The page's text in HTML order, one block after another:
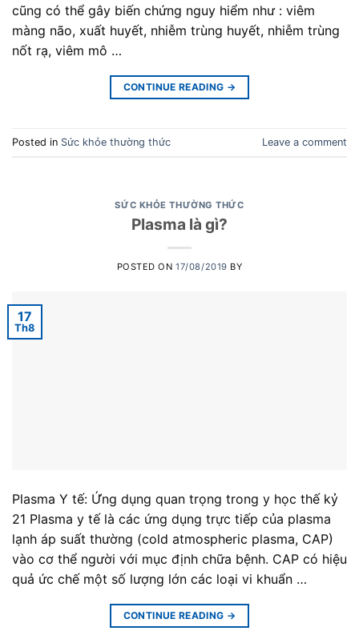
cũng có thể gây biến chứng nguy hiểm như : viêm
màng não, xuất huyết, nhiễm trùng huyết, nhiễm trùng
nốt rạ, viêm mô …
CONTINUE READING →
Posted in Sức khỏe thường thức Leave a comment
SỨC KHỎE THƯỜNG THỨC
Plasma là gì?
POSTED ON17/08/2019 BY
17
Th8
Plasma Y tế: Ứng dụng quan trọng trong y học thế kỷ
21 Plasma y tế là các ứng dụng trực tiếp của plasma
lạnh áp suất thường (cold atmospheric plasma, CAP)
vào cơ thể người với mục định chữa bệnh. CAP có hiệu
quả ức chế một số lượng lớn các loại vi khuẩn …
CONTINUE READING →